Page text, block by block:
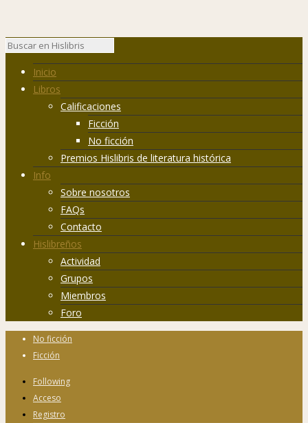
Inicio
Libros
Calificaciones
Ficción
No ficción
Premios Hislibris de literatura histórica
Info
Sobre nosotros
FAQs
Contacto
Hislibreños
Actividad
Grupos
Miembros
Foro
No ficción
Ficción
Following
Acceso
Registro